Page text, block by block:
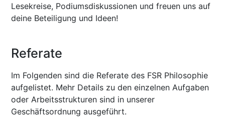
Lesekreise, Podiumsdiskussionen und freuen uns auf
deine Beteiligung und Ideen!
Referate
Im Folgenden sind die Referate des FSR Philosophie
aufgelistet. Mehr Details zu den einzelnen Aufgaben
oder Arbeitsstrukturen sind in unserer
Geschäftsordnung ausgeführt.